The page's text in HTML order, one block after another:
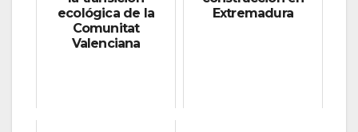
ecológica de la
Comunitat
Valenciana
Extremadura